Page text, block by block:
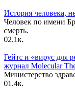
История человека,
Человек по имени
смерть.
02.1к.
Гейтс и «вирус для
журнал Molecular
Министерство
01.4к.